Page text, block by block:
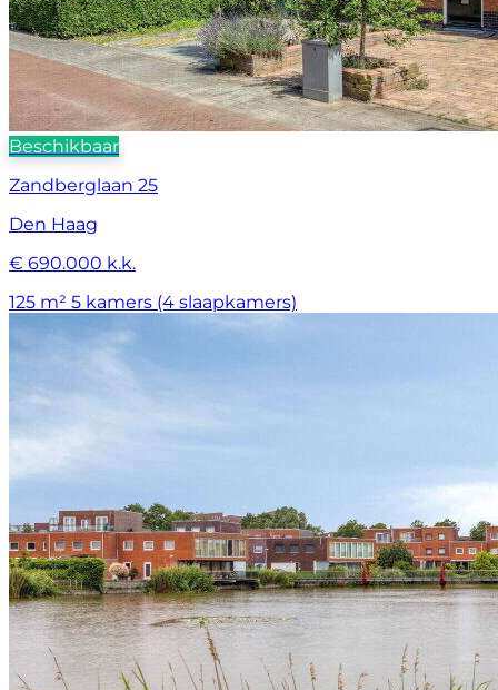
Beschikbaar
Zandberglaan 25
Den Haag
€ 690.000 k.k.
125 m² 5 kamers (4 slaapkamers)